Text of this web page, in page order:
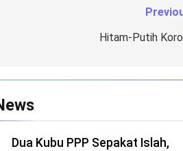
Hitam-Putih
Dua Kubu PPP Sepakat Islah,